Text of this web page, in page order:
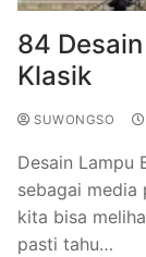
84
Klasik
SUWONGSO
Desain Lampu
sebagai media
kita bisa
pasti tahu…